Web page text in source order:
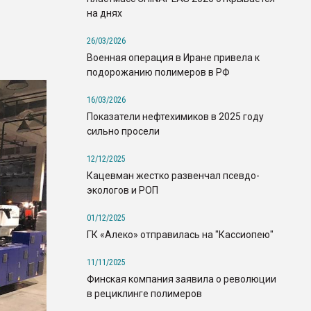
на днях
26/03/2026
Военная операция в Иране привела к
подорожанию полимеров в РФ
16/03/2026
Показатели нефтехимиков в 2025 году
сильно просели
12/12/2025
Кацевман жестко развенчал псевдо-
экологов и РОП
01/12/2025
ГК «Алеко» отправилась на "Кассиопею"
11/11/2025
Финская компания заявила о революции
в рециклинге полимеров